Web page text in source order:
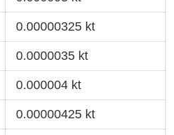
0.00000325 kt
0.0000035 kt
0.000004 kt
0.00000425 kt